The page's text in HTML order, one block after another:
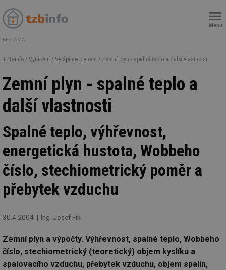
Menu
REKLAMA
TZB-info / Vytápění / Vytápíme plynem / Zemní plyn - spalné teplo a další vlastnosti
Zemní plyn - spalné teplo a
další vlastnosti
Spalné teplo, výhřevnost,
energetická hustota, Wobbeho
číslo, stechiometrický poměr a
přebytek vzduchu
30.4.2004 Ing. Josef Fík
Zemní plyn a výpočty. Výhřevnost, spalné teplo, Wobbeho
číslo, stechiometrický (teoretický) objem kyslíku a
spalovacího vzduchu, přebytek vzduchu, objem spalin,